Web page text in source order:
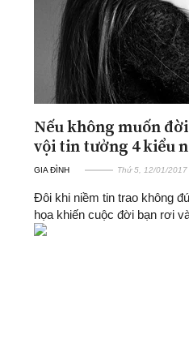
Nếu không muốn
vội tin tưởng 4 kiểu
GIA ĐÌNH Thứ 5, 12/01/
Đôi khi niềm tin trao không
họa khiến cuộc đời bạn rơi